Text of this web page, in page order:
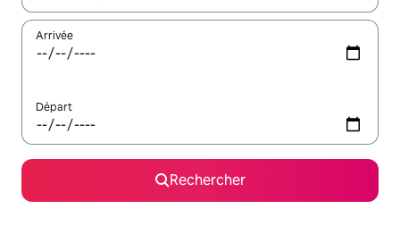
Arrivée
Départ
Rechercher